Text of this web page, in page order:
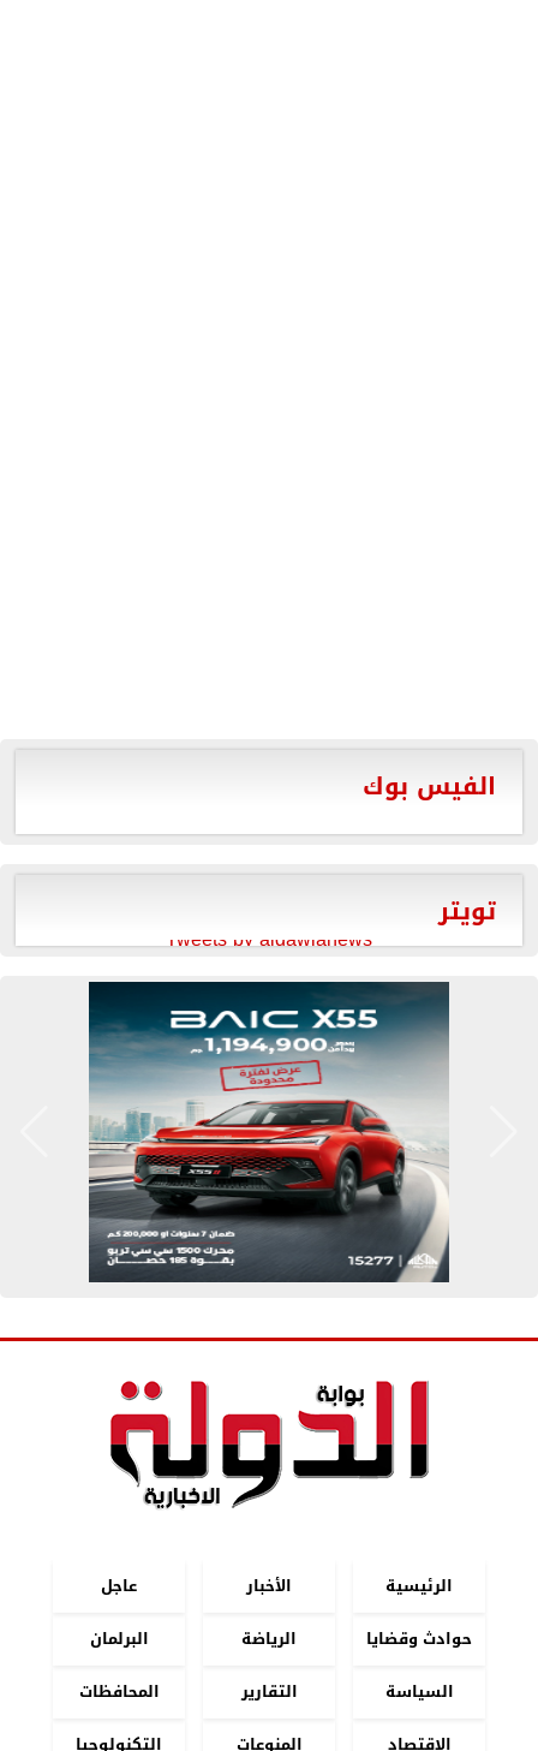
الفيس بوك
تويتر
Tweets by aldawlanews
الرئيسية الأخبار
عاجل
حوادث وقضايا
الرياضة
البرلمان
السياسة
التقارير
المحافظات
الاقتصاد
المنوعات التكنولوجيا